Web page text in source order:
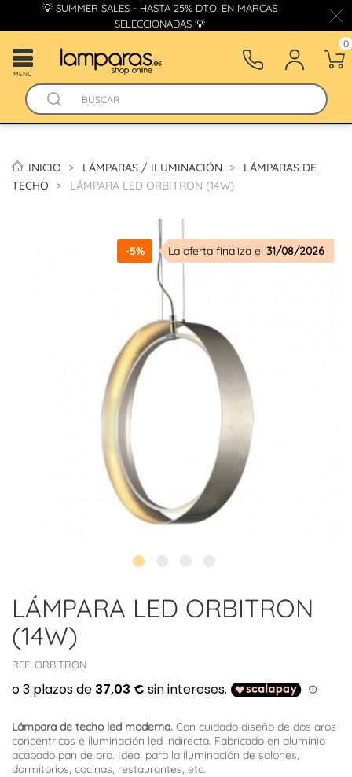
💡 SUMMER SALES - HASTA 25% DTO. EN MARCAS
SELECCIONADAS 💡
MENÚ
0
INICIO LÁMPARAS / ILUMINACIÓN
LÁMPARAS DE
TECHO
LÁMPARA LED ORBITRON (14W)
-5% La oferta finaliza el 31/08/2026
LÁMPARA LED ORBITRON
(14W)
REF: ORBITRON
Lámpara de techo led moderna. Con cuidado diseño de dos aros
concéntricos e iluminación led indirecta. Fabricado en aluminio
acabado pan de oro. Ideal para la iluminación de salones,
dormitorios, cocinas, restaurantes, etc.